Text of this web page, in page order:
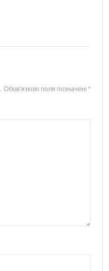
Обов’язкові поля позначені *